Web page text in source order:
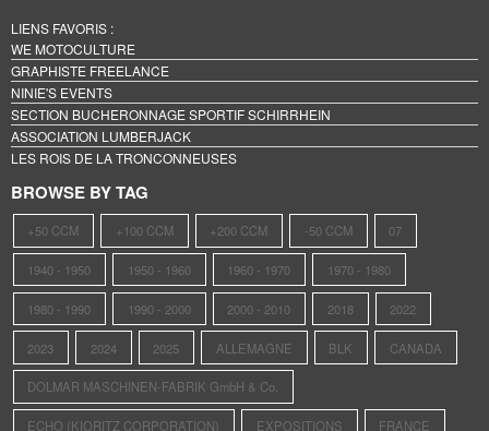
LIENS FAVORIS :
WE MOTOCULTURE
GRAPHISTE FREELANCE
NINIE'S EVENTS
SECTION BUCHERONNAGE SPORTIF SCHIRRHEIN
ASSOCIATION LUMBERJACK
LES ROIS DE LA TRONCONNEUSES
BROWSE BY TAG
+50 CCM +100 CCM +200 CCM -50 CCM 07
1940 - 1950 1950 - 1960 1960 - 1970 1970 - 1980
1980 - 1990 1990 - 2000 2000 - 2010 2018 2022
2023 2024 2025 ALLEMAGNE BLK CANADA
DOLMAR MASCHINEN-FABRIK GmbH & Co.
ECHO (KIORITZ CORPORATION) EXPOSITIONS FRANCE